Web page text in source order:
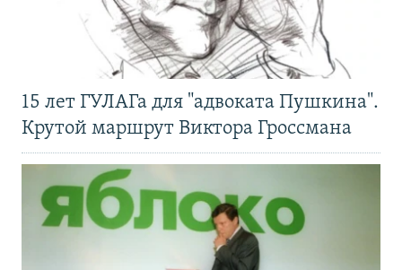
15 лет ГУЛАГа для "адвоката Пушкина".
Крутой маршрут Виктора Гроссмана